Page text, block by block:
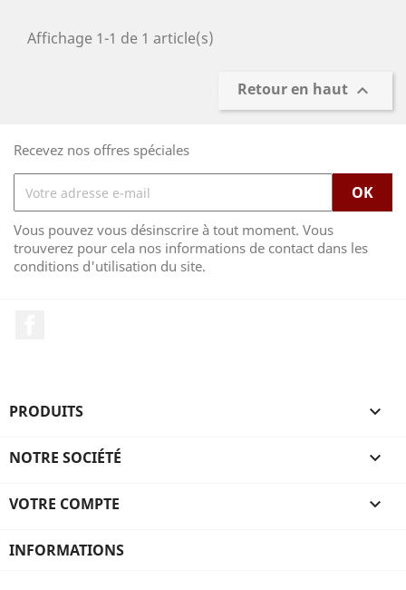
Affichage 1-1 de 1 article(s)
Retour en haut 
Recevez nos offres spéciales
Vous pouvez vous désinscrire à tout moment. Vous
trouverez pour cela nos informations de contact dans les
conditions d'utilisation du site.
PRODUITS 
NOTRE SOCIÉTÉ 
VOTRE COMPTE 
INFORMATIONS